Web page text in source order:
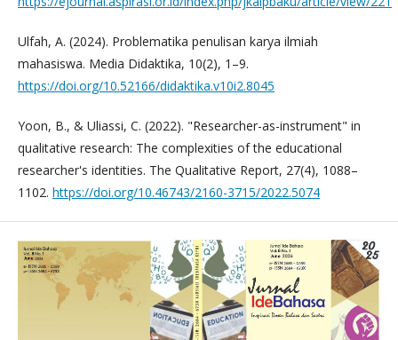
Ulfah, A. (2024). Problematika penulisan karya ilmiah
mahasiswa. Media Didaktika, 10(2), 1–9.
https://doi.org/10.52166/didaktika.v10i2.8045
Yoon, B., & Uliassi, C. (2022). "Researcher-as-instrument" in
qualitative research: The complexities of the educational
researcher's identities. The Qualitative Report, 27(4), 1088–
1102. https://doi.org/10.46743/2160-3715/2022.5074